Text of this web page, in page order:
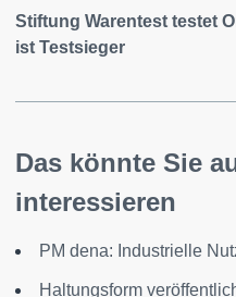
Stiftung Warentest testet
ist Testsieger
Das könnte Sie
interessieren
PM dena: Industrielle
Haltungsform